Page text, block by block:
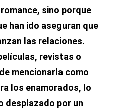
sino porque
han ido aseguran que
las relaciones.
revistas o
mencionarla como
los enamorados, lo
desplazado por un